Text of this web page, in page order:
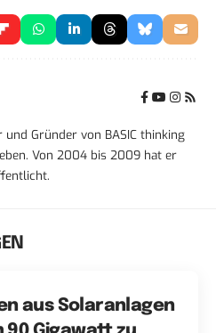
Gründer von BASIC thinking
Von 2004 bis 2009 hat er
aus Solaranlagen